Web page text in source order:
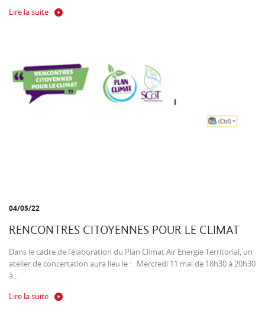
Lire la suite
04/05/22
RENCONTRES CITOYENNES POUR LE CLIMAT
Dans le cadre de l’élaboration du Plan Climat Air Energie Territorial, un
atelier de concertation aura lieu le : Mercredi 11 mai de 18h30 à 20h30
à...
Lire la suite